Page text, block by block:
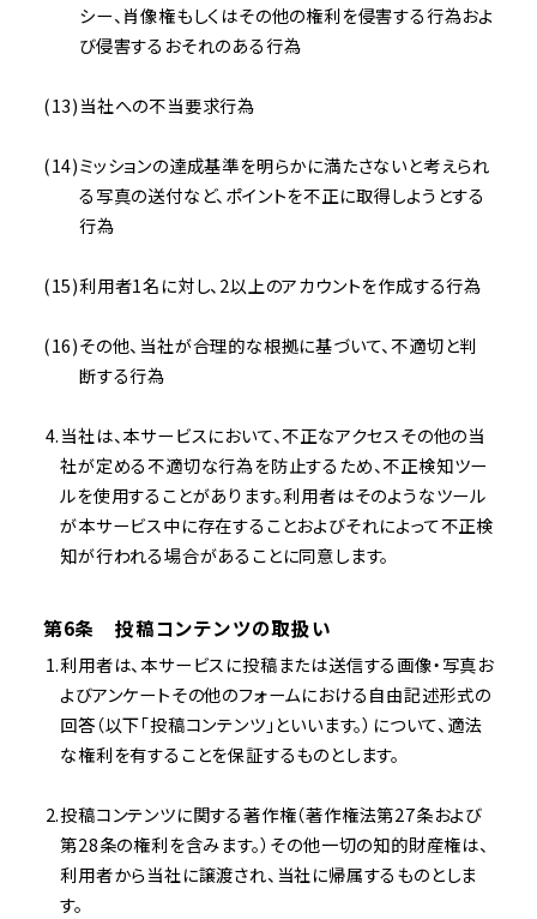
シー、肖像権もしくはその他の権利を侵害する行為およ
び侵害するおそれのある行為
当社への不当要求行為
ミッションの達成基準を明らかに満たさないと考えられ
る写真の送付など、ポイントを不正に取得しようとする
行為
利用者1名に対し、2以上のアカウントを作成する行為
その他、当社が合理的な根拠に基づいて、不適切と判
断する行為
当社は、本サービスにおいて、不正なアクセスその他の当
社が定める不適切な行為を防止するため、不正検知ツー
ルを使用することがあります。利用者はそのようなツール
が本サービス中に存在することおよびそれによって不正検
知が行われる場合があることに同意します。
第6条 投稿コンテンツの取扱い
利用者は、本サービスに投稿または送信する画像・写真お
よびアンケートその他のフォームにおける自由記述形式の
回答（以下「投稿コンテンツ」といいます。）について、適法
な権利を有することを保証するものとします。
投稿コンテンツに関する著作権（著作権法第27条および
第28条の権利を含みます。）その他一切の知的財産権は、
利用者から当社に譲渡され、当社に帰属するものとしま
す。